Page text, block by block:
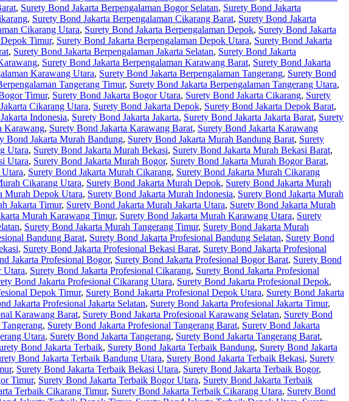
, Surety Bond Jakarta Berpengalaman Bogor Selatan, Surety Bond Jakarta
, Surety Bond Jakarta Berpengalaman Cikarang Barat, Surety Bond Jakarta
Cikarang Utara, Surety Bond Jakarta Berpengalaman Depok, Surety Bond Jakarta
Timur, Surety Bond Jakarta Berpengalaman Depok Utara, Surety Bond Jakarta
, Surety Bond Jakarta Berpengalaman Jakarta Selatan, Surety Bond Jakarta
, Surety Bond Jakarta Berpengalaman Karawang Barat, Surety Bond Jakarta
Karawang Utara, Surety Bond Jakarta Berpengalaman Tangerang, Surety Bond
Tangerang Timur, Surety Bond Jakarta Berpengalaman Tangerang Utara,
Timur, Surety Bond Jakarta Bogor Utara, Surety Bond Jakarta Cikarang, Surety
Cikarang Utara, Surety Bond Jakarta Depok, Surety Bond Jakarta Depok Barat,
Indonesia, Surety Bond Jakarta Jakarta, Surety Bond Jakarta Jakarta Barat, Surety
Karawang, Surety Bond Jakarta Karawang Barat, Surety Bond Jakarta Karawang
Bond Jakarta Murah Bandung, Surety Bond Jakarta Murah Bandung Barat, Surety
Utara, Surety Bond Jakarta Murah Bekasi, Surety Bond Jakarta Murah Bekasi Barat,
Utara, Surety Bond Jakarta Murah Bogor, Surety Bond Jakarta Murah Bogor Barat,
, Surety Bond Jakarta Murah Cikarang, Surety Bond Jakarta Murah Cikarang
Cikarang Utara, Surety Bond Jakarta Murah Depok, Surety Bond Jakarta Murah
Murah Depok Utara, Surety Bond Jakarta Murah Indonesia, Surety Bond Jakarta Murah
Jakarta Timur, Surety Bond Jakarta Murah Jakarta Utara, Surety Bond Jakarta Murah
Murah Karawang Timur, Surety Bond Jakarta Murah Karawang Utara, Surety
, Surety Bond Jakarta Murah Tangerang Timur, Surety Bond Jakarta Murah
Bandung Barat, Surety Bond Jakarta Profesional Bandung Selatan, Surety Bond
, Surety Bond Jakarta Profesional Bekasi Barat, Surety Bond Jakarta Profesional
Jakarta Profesional Bogor, Surety Bond Jakarta Profesional Bogor Barat, Surety Bond
Utara, Surety Bond Jakarta Profesional Cikarang, Surety Bond Jakarta Profesional
Bond Jakarta Profesional Cikarang Utara, Surety Bond Jakarta Profesional Depok,
Depok Timur, Surety Bond Jakarta Profesional Depok Utara, Surety Bond Jakarta
Jakarta Profesional Jakarta Selatan, Surety Bond Jakarta Profesional Jakarta Timur,
Karawang Barat, Surety Bond Jakarta Profesional Karawang Selatan, Surety Bond
, Surety Bond Jakarta Profesional Tangerang Barat, Surety Bond Jakarta
Utara, Surety Bond Jakarta Tangerang, Surety Bond Jakarta Tangerang Barat,
Bond Jakarta Terbaik, Surety Bond Jakarta Terbaik Bandung, Surety Bond Jakarta
Bond Jakarta Terbaik Bandung Utara, Surety Bond Jakarta Terbaik Bekasi, Surety
, Surety Bond Jakarta Terbaik Bekasi Utara, Surety Bond Jakarta Terbaik Bogor,
Timur, Surety Bond Jakarta Terbaik Bogor Utara, Surety Bond Jakarta Terbaik
Terbaik Cikarang Timur, Surety Bond Jakarta Terbaik Cikarang Utara, Surety Bond